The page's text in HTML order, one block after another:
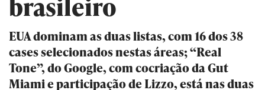
EUA dominam as duas listas, com 16 dos 38
cases selecionados nestas áreas; “Real
Tone”, do Google, com cocriação da Gut
Miami e participação de Lizzo, está nas duas